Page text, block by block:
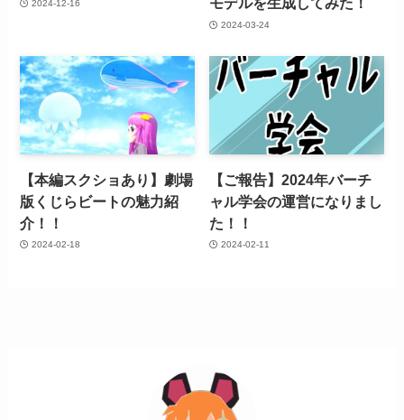
2024-12-16
2024-03-24
【本編スクショあり】劇場
版くじらビートの魅力紹
介！！
2024-02-18
【ご報告】2024年バーチ
ャル学会の運営になりまし
た！！
2024-02-11